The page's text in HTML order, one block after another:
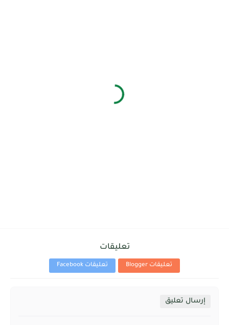
تعليقات
تعليقات Blogger تعليقات Facebook
إرسال تعليق